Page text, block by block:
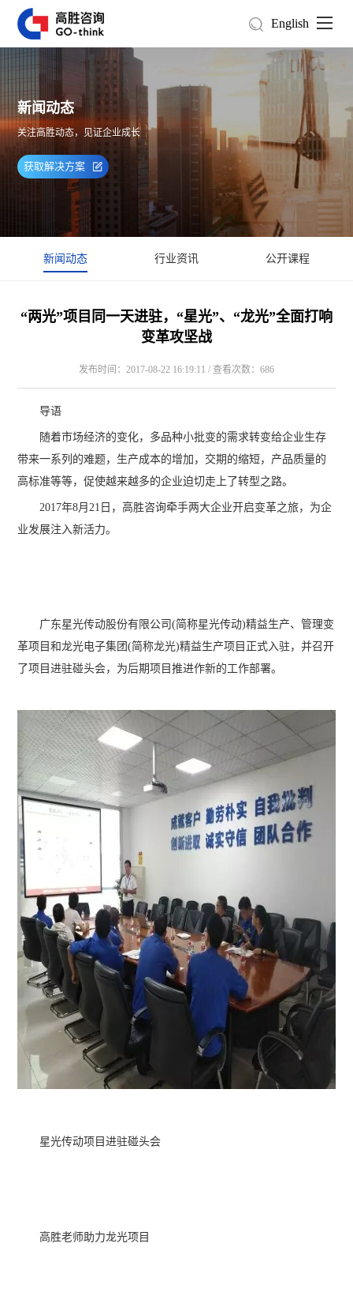
English
新闻动态
关注高胜动态，见证企业成长
获取解决方案
新闻动态 行业资讯 公开课程
“两光”项目同一天进驻，“星光”、“龙光”全面打响
变革攻坚战
发布时间：2017-08-22 16:19:11 / 查看次数：686
导语
随着市场经济的变化，多品种小批变的需求转变给企业生存
带来一系列的难题，生产成本的增加，交期的缩短，产品质量的
高标准等等，促使越来越多的企业迫切走上了转型之路。
2017年8月21日，高胜咨询牵手两大企业开启变革之旅，为企
业发展注入新活力。
广东星光传动股份有限公司(简称星光传动)精益生产、管理变
革项目和龙光电子集团(简称龙光)精益生产项目正式入驻，并召开
了项目进驻碰头会，为后期项目推进作新的工作部署。
星光传动项目进驻碰头会
高胜老师助力龙光项目